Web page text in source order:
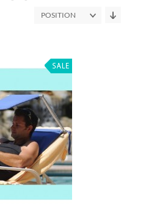
POSITION